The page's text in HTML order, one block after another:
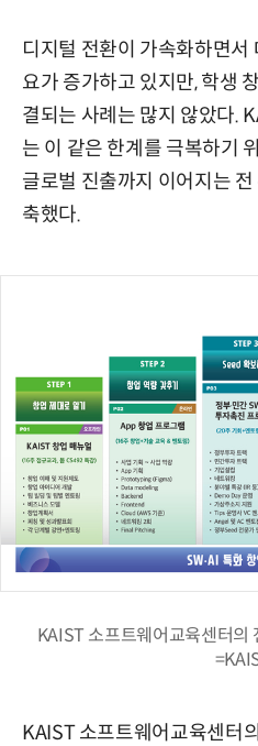
디지털 전환이 가속화하면서
요가 증가하고 있지만, 학생
결되는 사례는 많지 않았다.
는 이 같은 한계를 극복하기
글로벌 진출까지 이어지는
축했다.
KAIST 소프트웨어교육센터의
KAIST 소프트웨어교육센터